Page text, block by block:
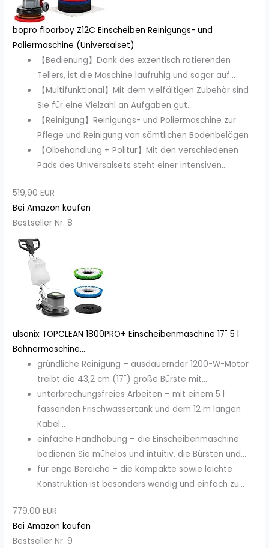
bopro floorboy Z12C Einscheiben Reinigungs- und
Poliermaschine (Universalset)
【Bedienung】Dank des exzentisch rotierenden
Tellers, ist die Maschine laufruhig und sogar auf...
【Multifunktional】Mit dem vielfältigen Zubehör sind
Sie für eine Vielzahl an Aufgaben gut...
【Reinigung】Reinigungs- und Poliermaschine zur
Pflege und Reinigung von sämtlichen Bodenbelägen
【Ölbehandlung + Politur】Mit den verschiedenen
Pads des Universalsets steht einer intensiven...
519,90 EUR
Bei Amazon kaufen
Bestseller Nr. 8
ulsonix TOPCLEAN 1800PRO+ Einscheibenmaschine 17" 5 l
Bohnermaschine...
gründliche Reinigung – ausdauernder 1200-W-Motor
treibt die 43,2 cm (17") große Bürste mit...
unterbrechungsfreies Arbeiten – mit einem 5 l
fassenden Frischwassertank und dem 12 m langen
Kabel...
einfache Handhabung – die Einscheibenmaschine
bedienen Sie mühelos und intuitiv, die Bürsten und...
für enge Bereiche – die kompakte sowie leichte
Konstruktion ist besonders wendig und einfach zu...
779,00 EUR
Bei Amazon kaufen
Bestseller Nr. 9